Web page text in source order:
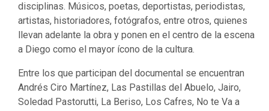
disciplinas. Músicos, poetas, deportistas, periodistas,
artistas, historiadores, fotógrafos, entre otros, quienes
llevan adelante la obra y ponen en el centro de la escena
a Diego como el mayor ícono de la cultura.
Entre los que participan del documental se encuentran
Andrés Ciro Martínez, Las Pastillas del Abuelo, Jairo,
Soledad Pastorutti, La Beriso, Los Cafres, No te Va a